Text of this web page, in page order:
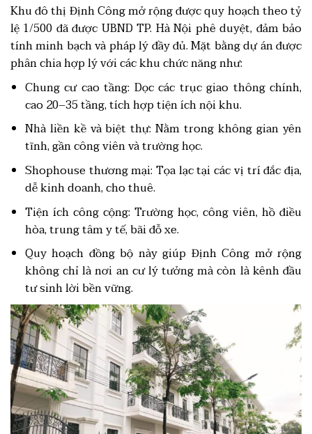
Khu đô thị Định Công mở rộng được quy hoạch theo tỷ
lệ 1/500 đã được UBND TP. Hà Nội phê duyệt, đảm bảo
tính minh bạch và pháp lý đầy đủ. Mặt bằng dự án được
phân chia hợp lý với các khu chức năng như:
Chung cư cao tầng: Dọc các trục giao thông chính,
cao 20–35 tầng, tích hợp tiện ích nội khu.
Nhà liền kề và biệt thự: Nằm trong không gian yên
tĩnh, gần công viên và trường học.
Shophouse thương mại: Tọa lạc tại các vị trí đắc địa,
dễ kinh doanh, cho thuê.
Tiện ích công cộng: Trường học, công viên, hồ điều
hòa, trung tâm y tế, bãi đỗ xe.
Quy hoạch đồng bộ này giúp Định Công mở rộng
không chỉ là nơi an cư lý tưởng mà còn là kênh đầu
tư sinh lời bền vững.